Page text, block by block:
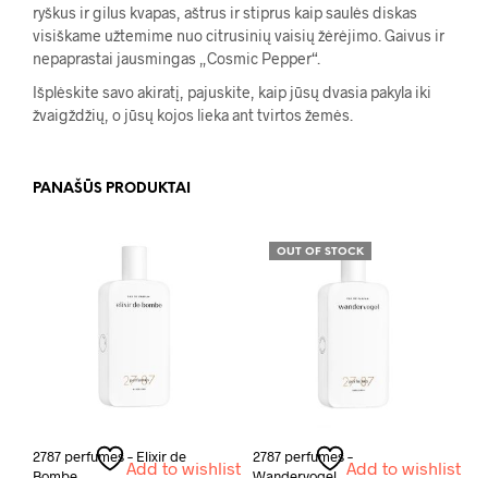
ryškus ir gilus kvapas, aštrus ir stiprus kaip saulės diskas
visiškame užtemime nuo citrusinių vaisių žėrėjimo. Gaivus ir
nepaprastai jausmingas „Cosmic Pepper“.
Išplėskite savo akiratį, pajuskite, kaip jūsų dvasia pakyla iki
žvaigždžių, o jūsų kojos lieka ant tvirtos žemės.
PANAŠŪS PRODUKTAI
Add to wishlist
2787 perfumes – Elixir de
OUT OF STOCK
Add to wishlist
2787 perfumes –